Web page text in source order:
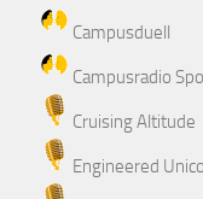
Campusduell
Campusradio
Cruising Altitude
Engineered